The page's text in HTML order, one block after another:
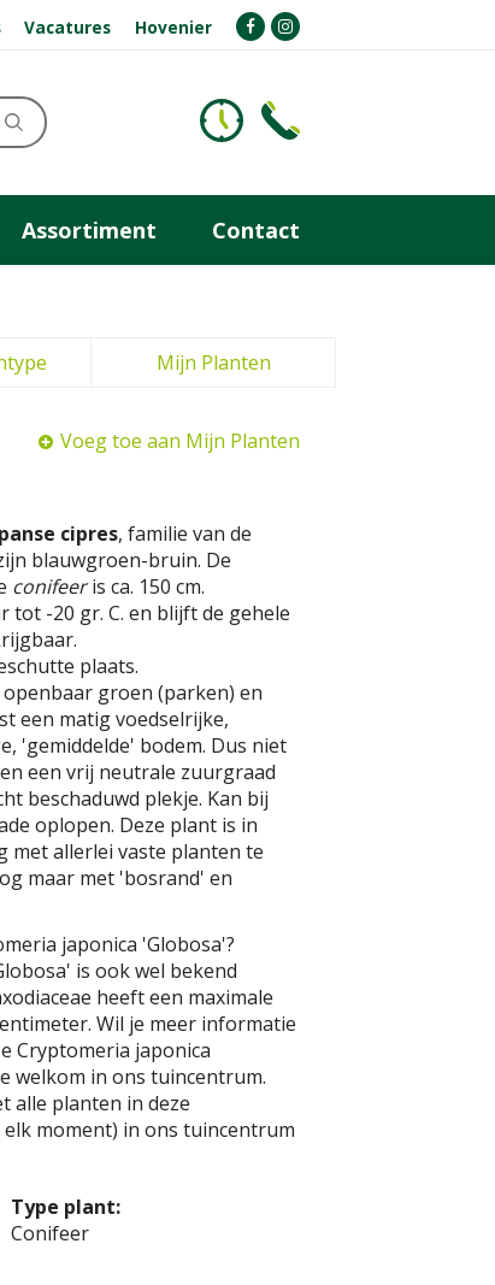
Vacatures Hovenier
Assortiment Contact
Mijn Planten
Voeg toe aan Mijn Planten
cipres, familie van de
blauwgroen-bruin. De
conifeeris ca. 150 cm.
-20 gr. C. en blijft de gehele
plaats.
groen (parken) en
een matig voedselrijke,
'gemiddelde' bodem. Dus niet
een vrij neutrale zuurgraad
beschaduwd plekje. Kan bij
oplopen. Deze plant is in
met allerlei vaste planten te
maar met 'bosrand' en
japonica 'Globosa'?
is ook wel bekend
heeft een maximale
Wil je meer informatie
Cryptomeria japonica
welkom in ons tuincentrum.
alle planten in deze
moment) in ons tuincentrum
Type plant:
Conifeer